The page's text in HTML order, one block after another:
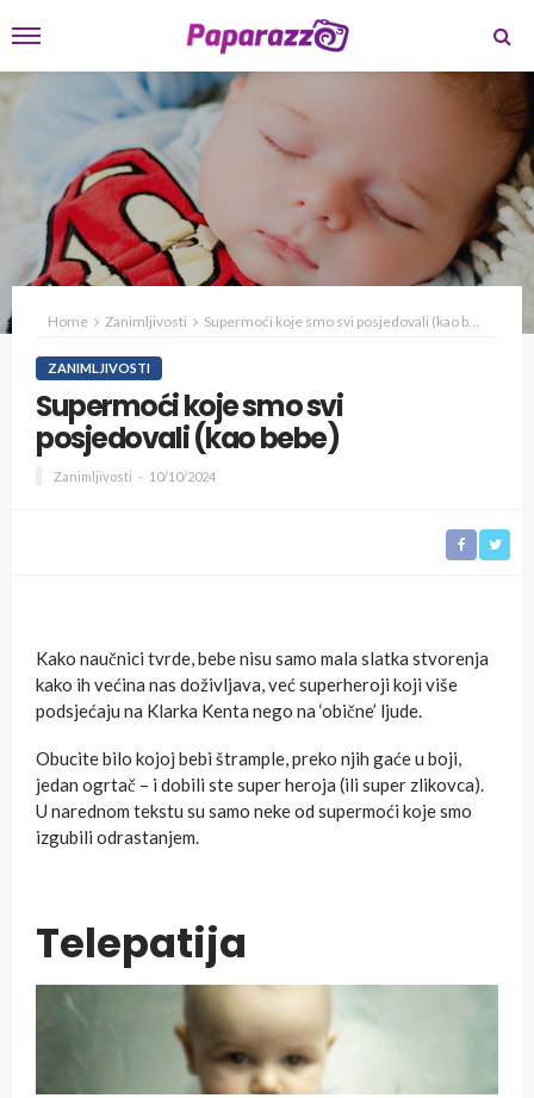
Home Zanimljivosti Supermoći koje smo svi posjedovali (kao bebe)
ZANIMLJIVOSTI
Supermoći koje smo svi
posjedovali (kao bebe)
Zanimljivosti 10/10/2024
Kako naučnici tvrde, bebe nisu samo mala slatka stvorenja
kako ih većina nas doživljava, već superheroji koji više
podsjećaju na Klarka Kenta nego na ‘obične’ ljude.
Obucite bilo kojoj bebi štrample, preko njih gaće u boji,
jedan ogrtač – i dobili ste super heroja (ili super zlikovca).
U narednom tekstu su samo neke od supermoći koje smo
izgubili odrastanjem.
Telepatija